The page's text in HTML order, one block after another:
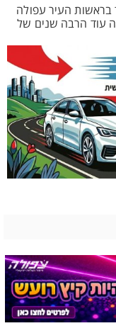
בראשות העיר עפולה
עוד הרבה שנים של